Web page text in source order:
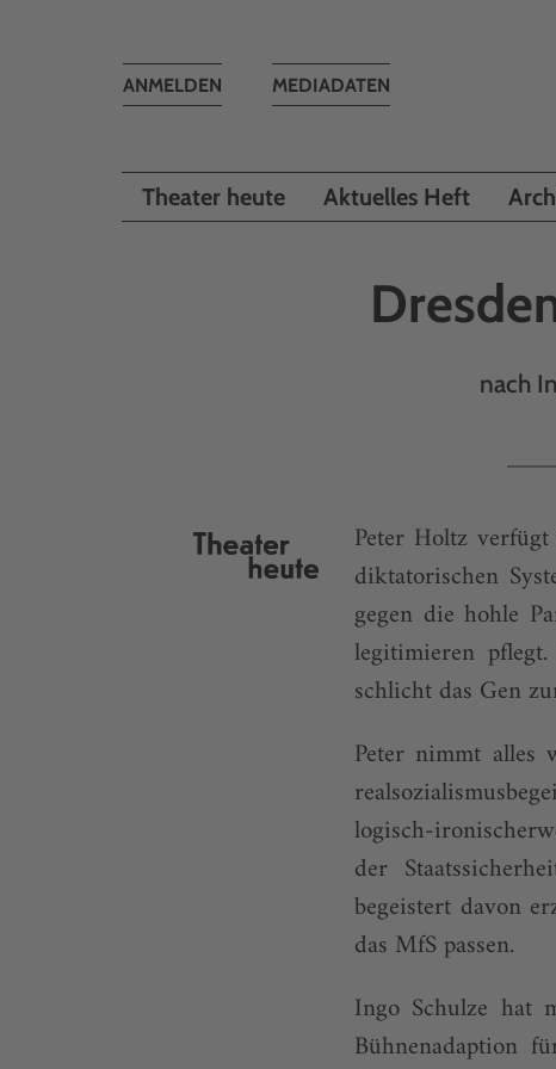
MEDIADATEN
Toggle
ANMELDEN
Theater heute Aktuelles Heft
nach
Peter Holtz
diktato­rischen
gegen die hohle
legitimieren
schlicht das Gen
Peter nimmt
logisch-
der
begeistert davon
das MfS passen.
Ingo Schulze hat
Bühnenadaption